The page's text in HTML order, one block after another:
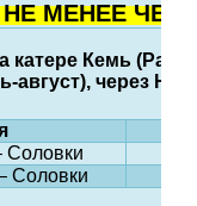
МЕНЕЕ ЧЕМ
Кемь
август), через
Соловки
Соловки